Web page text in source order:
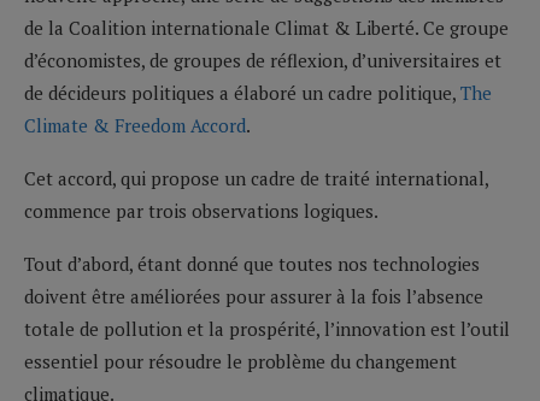
de la Coalition internationale Climat & Liberté. Ce groupe
d’économistes, de groupes de réflexion, d’universitaires et
de décideurs politiques a élaboré un cadre politique, The
Climate & Freedom Accord.
Cet accord, qui propose un cadre de traité international,
commence par trois observations logiques.
Tout d’abord, étant donné que toutes nos technologies
doivent être améliorées pour assurer à la fois l’absence
totale de pollution et la prospérité, l’innovation est l’outil
essentiel pour résoudre le problème du changement
climatique.